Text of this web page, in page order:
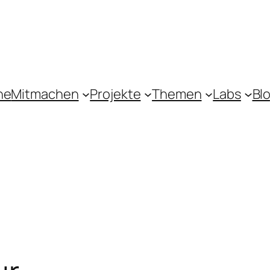
Mitmachen Projekte Themen Labs